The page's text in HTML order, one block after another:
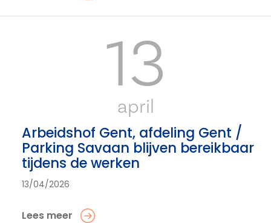
13
april
Arbeidshof Gent, afdeling Gent /
Parking Savaan blijven bereikbaar
tijdens de werken
13/04/2026
Lees meer